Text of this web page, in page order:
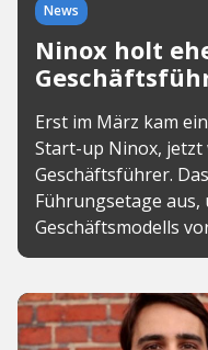
News
Ninox holt
Erst im März kam
Start-up Ninox, jetzt
Geschäftsführer.
Führungsetage aus,
Geschäftsmodells